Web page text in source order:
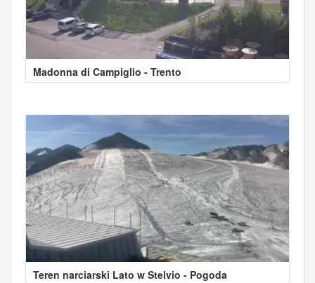
Madonna di Campiglio - Trento
Teren narciarski Lato w Stelvio - Pogoda